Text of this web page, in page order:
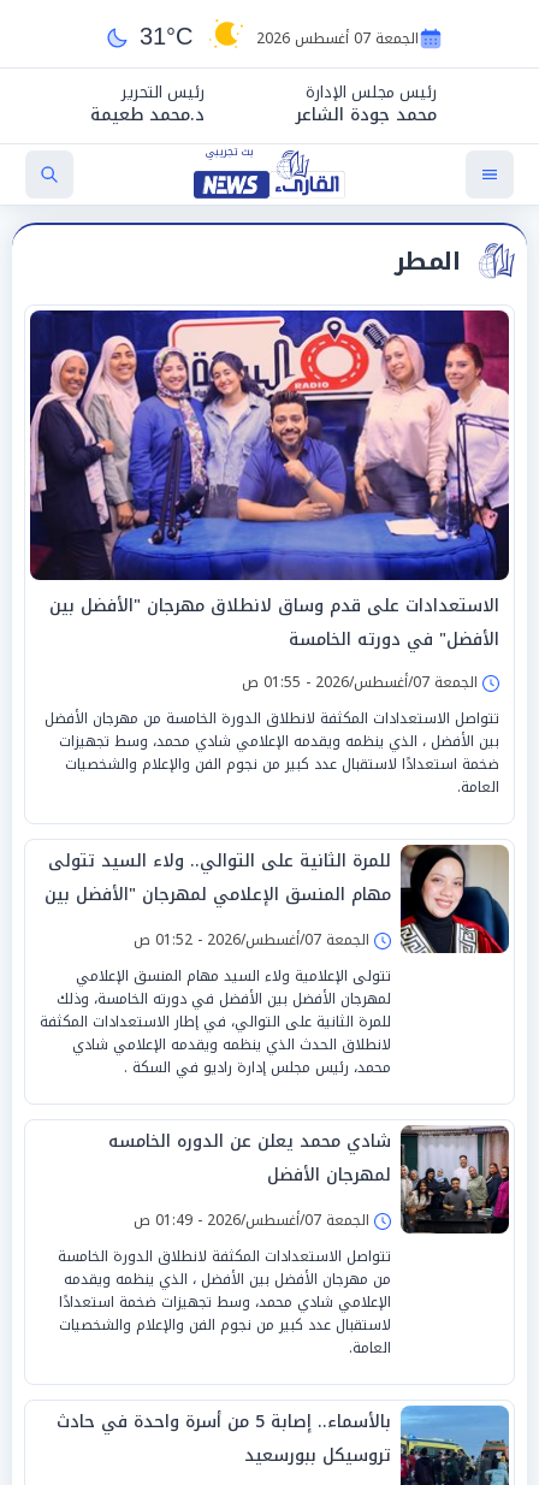
الجمعة 07 أغسطس 2026 31°C
رئيس مجلس الإدارة
محمد جودة الشاعر
رئيس التحرير
د.محمد طعيمة
المطر
الاستعدادات على قدم وساق لانطلاق مهرجان "الأفضل بين
الأفضل" في دورته الخامسة
الجمعة 07/أغسطس/2026 - 01:55 ص
تتواصل الاستعدادات المكثفة لانطلاق الدورة الخامسة من مهرجان الأفضل
بين الأفضل ، الذي ينظمه ويقدمه الإعلامي شادي محمد، وسط تجهيزات
ضخمة استعدادًا لاستقبال عدد كبير من نجوم الفن والإعلام والشخصيات
العامة.
للمرة الثانية على التوالي.. ولاء السيد تتولى
مهام المنسق الإعلامي لمهرجان "الأفضل بين
الأفضل" في دورته الخامسة
الجمعة 07/أغسطس/2026 - 01:52 ص
تتولى الإعلامية ولاء السيد مهام المنسق الإعلامي
لمهرجان الأفضل بين الأفضل في دورته الخامسة، وذلك
للمرة الثانية على التوالي، في إطار الاستعدادات المكثفة
لانطلاق الحدث الذي ينظمه ويقدمه الإعلامي شادي
محمد، رئيس مجلس إدارة راديو في السكة .
شادي محمد يعلن عن الدوره الخامسه
لمهرجان الأفضل
الجمعة 07/أغسطس/2026 - 01:49 ص
تتواصل الاستعدادات المكثفة لانطلاق الدورة الخامسة
من مهرجان الأفضل بين الأفضل ، الذي ينظمه ويقدمه
الإعلامي شادي محمد، وسط تجهيزات ضخمة استعدادًا
لاستقبال عدد كبير من نجوم الفن والإعلام والشخصيات
العامة.
بالأسماء.. إصابة 5 من أسرة واحدة في حادث
تروسيكل ببورسعيد